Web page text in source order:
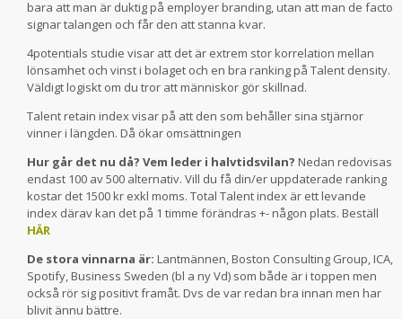
bara att man är duktig på employer branding, utan att man de facto
signar talangen och får den att stanna kvar.
4potentials studie visar att det är extrem stor korrelation mellan
lönsamhet och vinst i bolaget och en bra ranking på Talent density.
Väldigt logiskt om du tror att människor gör skillnad.
Talent retain index visar på att den som behåller sina stjärnor
vinner i längden. Då ökar omsättningen
Hur går det nu då? Vem leder i halvtidsvilan? Nedan redovisas
endast 100 av 500 alternativ. Vill du få din/er uppdaterade ranking
kostar det 1500 kr exkl moms. Total Talent index är ett levande
index därav kan det på 1 timme förändras +- någon plats. Beställ
HÄR
De stora vinnarna är: Lantmännen, Boston Consulting Group, ICA,
Spotify, Business Sweden (bl a ny Vd) som både är i toppen men
också rör sig positivt framåt. Dvs de var redan bra innan men har
blivit ännu bättre.